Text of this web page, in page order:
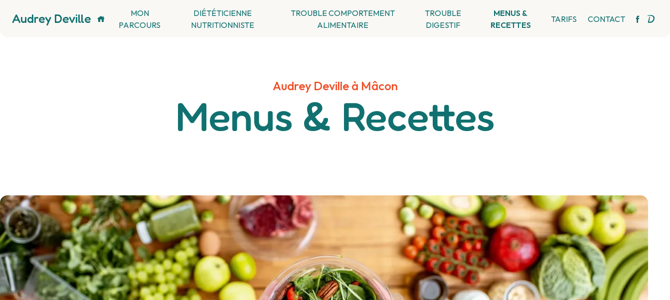
Audrey Deville
MON
PARCOURS
DIÉTÉTICIENNE
NUTRITIONNISTE
TROUBLE COMPORTEMENT
ALIMENTAIRE
TROUBLE
DIGESTIF
MENUS &
RECETTES
TARIFS CONTACT
Menus & Recettes
Audrey Deville à Mâcon